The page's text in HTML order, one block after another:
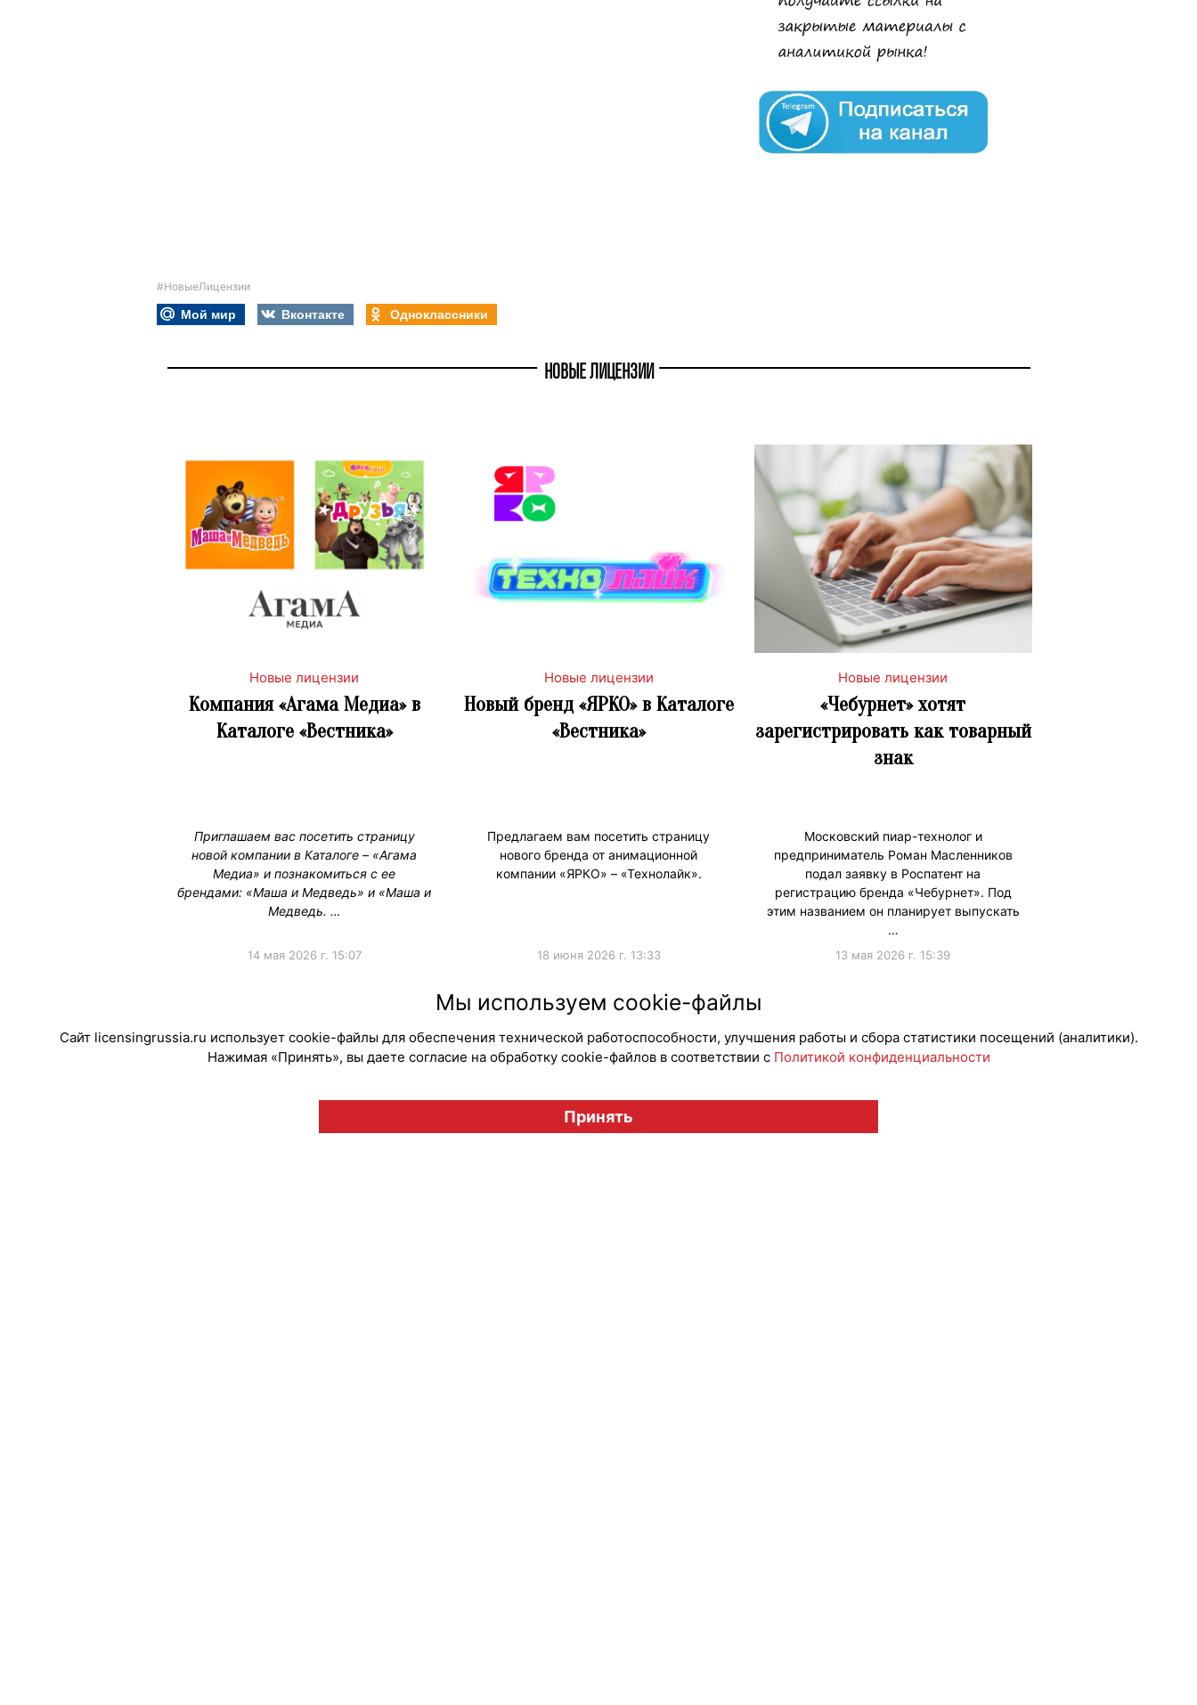
#НовыеЛицензии
Мой мир Вконтакте Одноклассники
НОВЫЕ ЛИЦЕНЗИИ
Новые лицензии
Компания «Агама Медиа» в
Каталоге «Вестника»
Приглашаем вас посетить страницу
новой компании в Каталоге – «Агама
Медиа» и познакомиться с ее
брендами: «Маша и Медведь» и «Маша и
Медведь. …
14 мая 2026 г. 15:07
Новые лицензии
Новый бренд «ЯРКО» в Каталоге
«Вестника»
Предлагаем вам посетить страницу
нового бренда от анимационной
компании «ЯРКО» – «Технолайк».
18 июня 2026 г. 13:33
Новые лицензии
«Чебурнет» хотят
зарегистрировать как товарный
знак
Московский пиар-технолог и
предприниматель Роман Масленников
подал заявку в Роспатент на
регистрацию бренда «Чебурнет». Под
этим названием он планирует выпускать
…
13 мая 2026 г. 15:39
© "Вестник лицензионного рынка", licensingrussia.ru, 2009-2026 12+
Мы используем cookie-файлы
Сайт licensingrussia.ru использует cookie-файлы для обеспечения технической работоспособности, улучшения работы и сбора статистики посещений (аналитики).
Нажимая «Принять», вы даете согласие на обработку cookie-файлов в соответствии с Политикой конфиденциальности
Принять